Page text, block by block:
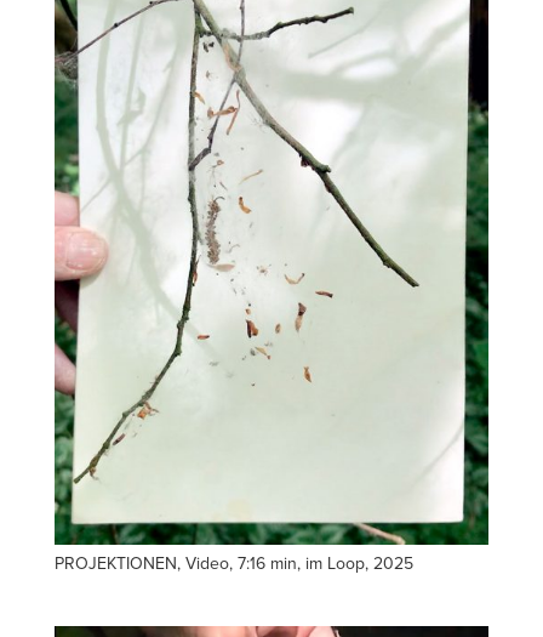
PROJEKTIONEN, Video, 7:16 min, im Loop, 2025